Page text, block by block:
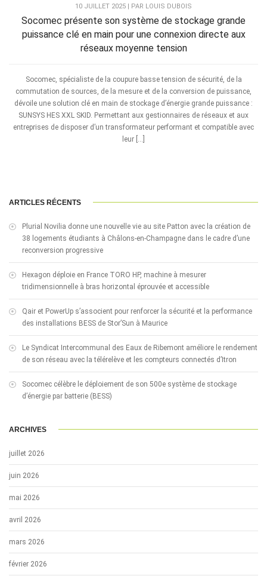
10 JUILLET 2025 | PAR LOUIS DUBOIS
Socomec présente son système de stockage grande
puissance clé en main pour une connexion directe aux
réseaux moyenne tension
Socomec, spécialiste de la coupure basse tension de sécurité, de la
commutation de sources, de la mesure et de la conversion de puissance,
dévoile une solution clé en main de stockage d’énergie grande puissance :
SUNSYS HES XXL SKID. Permettant aux gestionnaires de réseaux et aux
entreprises de disposer d’un transformateur performant et compatible avec
leur […]
ARTICLES RÉCENTS
Plurial Novilia donne une nouvelle vie au site Patton avec la création de
38 logements étudiants à Châlons-en-Champagne dans le cadre d’une
reconversion progressive
Hexagon déploie en France TORO HP, machine à mesurer
tridimensionnelle à bras horizontal éprouvée et accessible
Qair et PowerUp s’associent pour renforcer la sécurité et la performance
des installations BESS de Stor’Sun à Maurice
Le Syndicat Intercommunal des Eaux de Ribemont améliore le rendement
de son réseau avec la télérelève et les compteurs connectés d’Itron
Socomec célèbre le déploiement de son 500e système de stockage
d’énergie par batterie (BESS)
ARCHIVES
juillet 2026
juin 2026
mai 2026
avril 2026
mars 2026
février 2026